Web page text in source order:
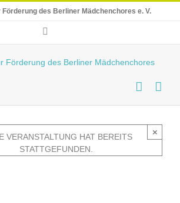
des Berliner Mädchenchores e. V.
VERANSTALTUNG HAT BEREITS
STATTGEFUNDEN.
×